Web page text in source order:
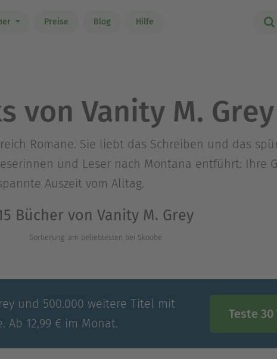
Preise Blog Hilfe
von Vanity M. Grey
Romane. Sie liebt das Schreiben und das
und Leser nach Montana entführt: Ihre
Auszeit vom Alltag.
Bücher von Vanity M. Grey
Sortierung: am beliebtesten bei Skoobe
und 500.000 weitere Titel mit
Ab 12,99 € im Monat.
Teste